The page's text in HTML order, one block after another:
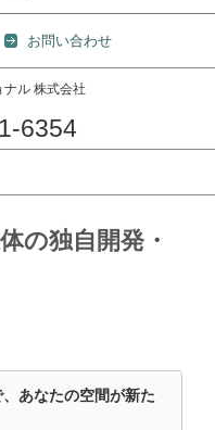
お問い合わせ
ル 株式会社
6354
クー
の独自開発・
あなたの空間が新た